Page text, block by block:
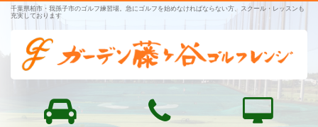
千葉県柏市・我孫子市のゴルフ練習場。急にゴルフを始めなければならない方、スクール・レッスンも
充実しております